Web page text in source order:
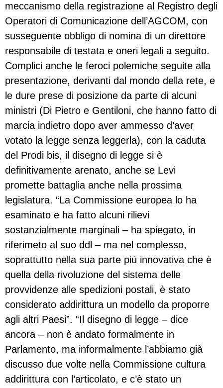
meccanismo della registrazione al Registro degli
Operatori di Comunicazione dell’AGCOM, con
susseguente obbligo di nomina di un direttore
responsabile di testata e oneri legali a seguito.
Complici anche le feroci polemiche seguite alla
presentazione, derivanti dal mondo della rete, e
le dure prese di posizione da parte di alcuni
ministri (Di Pietro e Gentiloni, che hanno fatto di
marcia indietro dopo aver ammesso d’aver
votato la legge senza leggerla), con la caduta
del Prodi bis, il disegno di legge si è
definitivamente arenato, anche se Levi
promette battaglia anche nella prossima
legislatura. “La Commissione europea lo ha
esaminato e ha fatto alcuni rilievi
sostanzialmente marginali – ha spiegato, in
riferimeto al suo ddl – ma nel complesso,
soprattutto nella sua parte più innovativa che è
quella della rivoluzione del sistema delle
provvidenze alle spedizioni postali, è stato
considerato addirittura un modello da proporre
agli altri Paesi”. “Il disegno di legge – dice
ancora – non è andato formalmente in
Parlamento, ma informalmente l’abbiamo già
discusso due volte nella Commissione cultura
addirittura con l’articolato, e c’è stato un